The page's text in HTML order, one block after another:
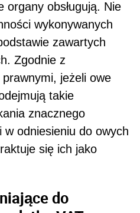
obsługują. Nie
wykonywanych
zawartych
Zgodnie z
jeżeli owe
takie
znacznego
w odniesieniu do owych
się ich jako
do